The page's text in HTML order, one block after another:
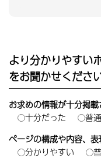
より分かりやすい
をお聞かせくださ
お求めの情報が十分掲
十分だった
普通
ページの構成や内容、
分かりやすい